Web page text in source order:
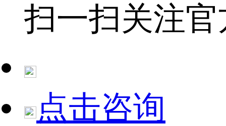
扫一扫关注
点击咨询